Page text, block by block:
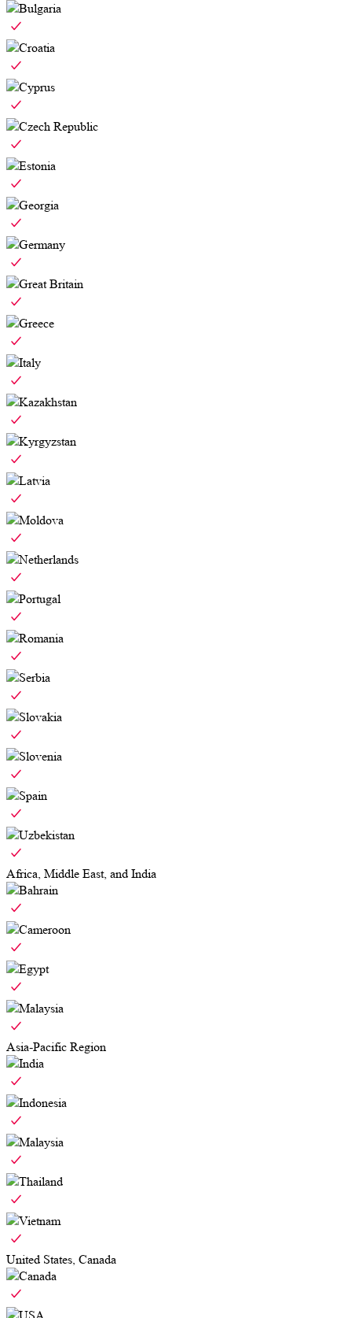
Bulgaria
Croatia
Cyprus
Czech Republic
Estonia
Georgia
Germany
Great Britain
Greece
Italy
Kazakhstan
Kyrgyzstan
Latvia
Moldova
Netherlands
Portugal
Romania
Serbia
Slovakia
Slovenia
Spain
Uzbekistan
Africa, Middle East, and India
Bahrain
Cameroon
Egypt
Malaysia
Asia-Pacific Region
India
Indonesia
Malaysia
Thailand
Vietnam
United States, Canada
Canada